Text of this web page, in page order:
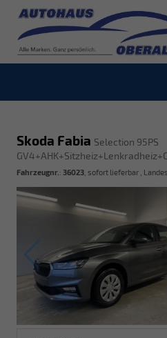
Skoda Fabia Selection 95PS
Fahrzeugnr. : 36023 sofort lieferbar ,